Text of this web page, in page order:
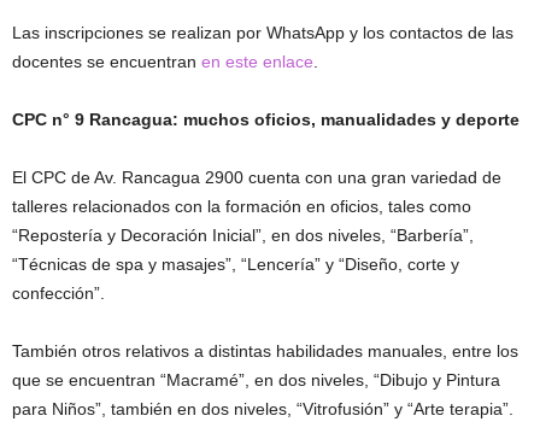
Las inscripciones se realizan por WhatsApp y los contactos de las
docentes se encuentran en este enlace
CPC n° 9 Rancagua: muchos oficios, manualidades y deporte
El CPC de Av. Rancagua 2900 cuenta con una gran variedad de
talleres relacionados con la formación en oficios, tales como
“Repostería y Decoración Inicial”, en dos niveles, “Barbería”,
“Técnicas de spa y masajes”, “Lencería” y “Diseño, corte y
confección”.
También otros relativos a distintas habilidades manuales, entre los
que se encuentran “Macramé”, en dos niveles, “Dibujo y Pintura
para Niños”, también en dos niveles, “Vitrofusión” y “Arte terapia”.